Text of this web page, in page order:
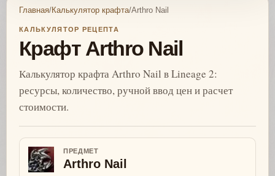
Главная/Калькулятор крафта/Arthro Nail
КАЛЬКУЛЯТОР РЕЦЕПТА
Крафт Arthro Nail
Калькулятор крафта Arthro Nail в Lineage 2:
ресурсы, количество, ручной ввод цен и расчет
стоимости.
ПРЕДМЕТ
Arthro Nail